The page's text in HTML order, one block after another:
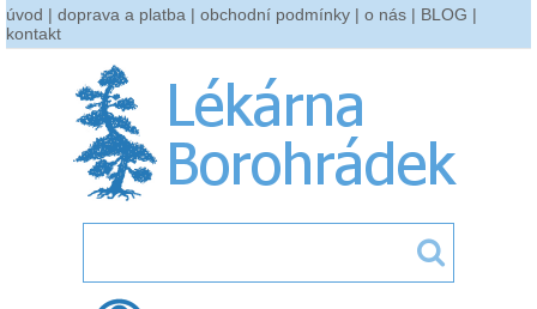
úvod | doprava a platba | obchodní podmínky | o nás | BLOG |
kontakt